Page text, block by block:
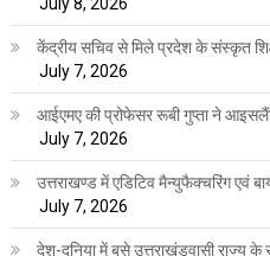
केंद्रीय सचिव से मिले प्रदेश के संस्कृत
July 7, 2026
आईएमए की प्रोफेसर रूबी गुप्ता ने
July 7, 2026
उत्तराखण्ड में एडिटिव मैन्युफैक्चरिंग एवं
July 7, 2026
देश-दुनिया में बसे उत्तराखंडवासी राज्य